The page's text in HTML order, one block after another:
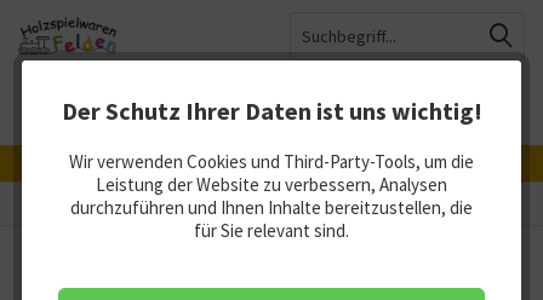
Hergestellt in Deutschland, Österreich und der Schweiz
Warenkorb
Merkzettel Mein Konto
MenüDer Schutz Ihrer Daten ist uns wichtig!
Wir verwenden Cookies und Third-Party-Tools, um die
Leistung der Website zu verbessern, Analysen
durchzuführen und Ihnen Inhalte bereitzustellen, die
für Sie relevant sind.
Schafe / Schweine / Ziegen